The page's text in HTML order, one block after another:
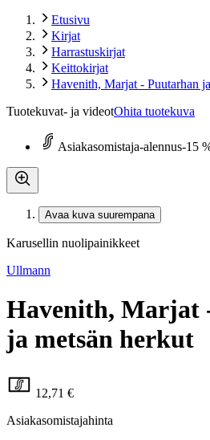
Etusivu
Kirjat
Harrastuskirjat
Keittokirjat
Havenith, Marjat - Puutarhan
Tuotekuvat- ja videotOhita tuotekuva
Asiakasomistaja-alennus-15
Avaa kuva suurempana
Karusellin nuolipainikkeet
Ullmann
Havenith, Marjat
ja metsän herkut
12,71 €
Asiakasomistajahinta